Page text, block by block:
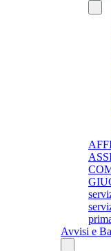
Avvisi e